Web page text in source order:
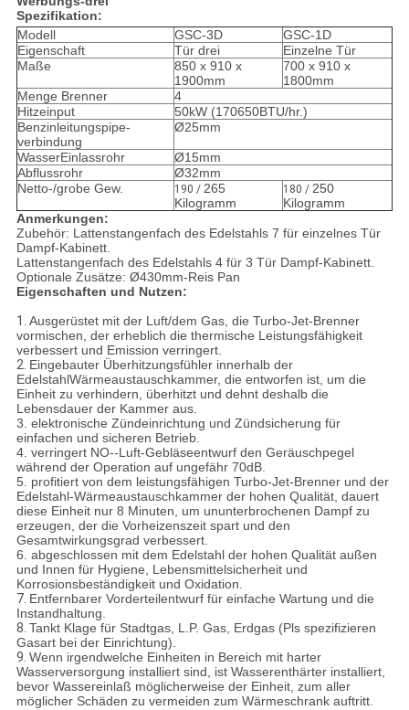
Spezifikation:
Modell
GSC-3D
GSC-1D
Eigenschaft
Tür drei
Einzelne Tür
Maße
850 x 910 x
1900mm
700 x 910 x
1800mm
Menge Brenner
4
Hitzeinput
50kW (170650BTU/hr.)
Benzinleitungspipe-
verbindung
Ø25mm
WasserEinlassrohr
Ø15mm
Abflussrohr
Ø32mm
Netto-/grobe Gew.
190 / 265
Kilogramm
180 / 250
Kilogramm
Anmerkungen:
Zubehör: Lattenstangenfach des Edelstahls 7 für einzelnes Tür
Dampf-Kabinett.
Lattenstangenfach des Edelstahls 4 für 3 Tür Dampf-Kabinett.
Optionale Zusätze: Ø430mm-Reis Pan
Eigenschaften und Nutzen:
1. Ausgerüstet mit der Luft/dem Gas, die Turbo-Jet-Brenner
vormischen, der erheblich die thermische Leistungsfähigkeit
verbessert und Emission verringert.
2. Eingebauter Überhitzungsfühler innerhalb der
EdelstahlWärmeaustauschkammer, die entworfen ist, um die
Einheit zu verhindern, überhitzt und dehnt deshalb die
Lebensdauer der Kammer aus.
3. elektronische Zündeinrichtung und Zündsicherung für
einfachen und sicheren Betrieb.
4. verringert NO--Luft-Gebläseentwurf den Geräuschpegel
während der Operation auf ungefähr 70dB.
5. profitiert von dem leistungsfähigen Turbo-Jet-Brenner und der
Edelstahl-Wärmeaustauschkammer der hohen Qualität, dauert
diese Einheit nur 8 Minuten, um ununterbrochenen Dampf zu
erzeugen, der die Vorheizenszeit spart und den
Gesamtwirkungsgrad verbessert.
6. abgeschlossen mit dem Edelstahl der hohen Qualität außen
und Innen für Hygiene, Lebensmittelsicherheit und
Korrosionsbeständigkeit und Oxidation.
7. Entfernbarer Vorderteilentwurf für einfache Wartung und die
Instandhaltung.
8. Tankt Klage für Stadtgas, L.P. Gas, Erdgas (Pls spezifizieren
Gasart bei der Einrichtung).
9. Wenn irgendwelche Einheiten in Bereich mit harter
Wasserversorgung installiert sind, ist Wasserenthärter installiert,
bevor Wassereinlaß möglicherweise der Einheit, zum aller
möglicher Schäden zu vermeiden zum Wärmeschrank auftritt.